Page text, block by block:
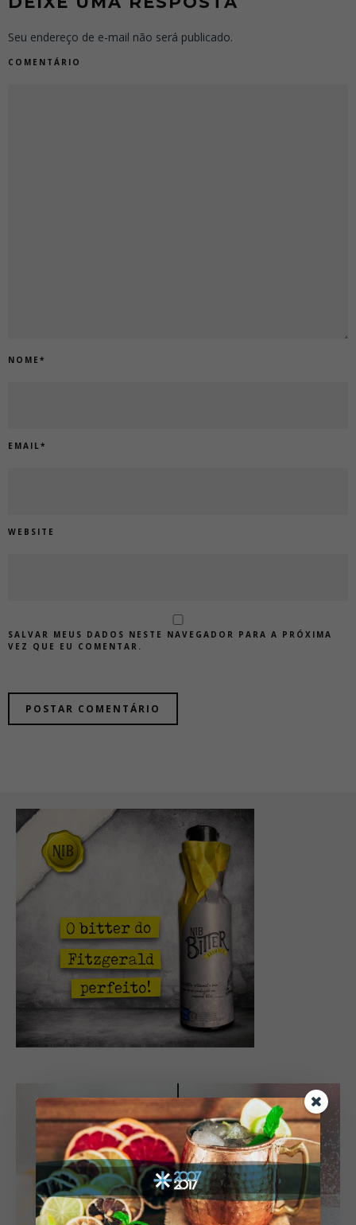
Seu endereço de e-mail não será publicado.
COMENTÁRIO
NOME *
EMAIL *
WEBSITE
SALVAR MEUS DADOS NESTE NAVEGADOR PARA A PRÓXIMA
VEZ QUE EU COMENTAR.